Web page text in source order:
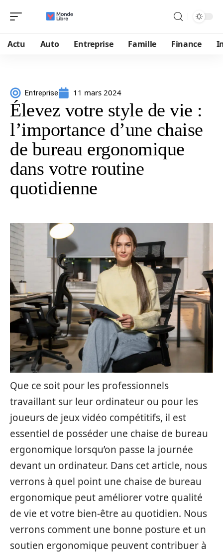
Actu Auto Entreprise Famille Finance
Entreprise 11 mars 2024
Élevez votre style de vie :
l’importance d’une chaise
de bureau ergonomique
dans votre routine
quotidienne
Que ce soit pour les professionnels
travaillant sur leur ordinateur ou pour les
joueurs de jeux vidéo compétitifs, il est
essentiel de posséder une chaise de bureau
ergonomique lorsqu’on passe la journée
devant un ordinateur. Dans cet article, nous
verrons à quel point une chaise de bureau
ergonomique peut améliorer votre qualité
de vie et votre bien-être au quotidien. Nous
verrons comment une bonne posture et un
soutien ergonomique peuvent contribuer à